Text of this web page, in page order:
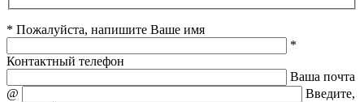
* Пожалуйста, напишите Ваше имя
*
Контактный телефон
Ваша почта
@
Введите,